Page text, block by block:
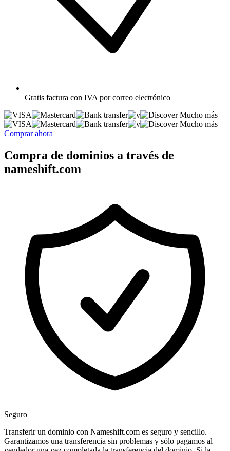
Gratis factura con IVA por correo electrónico
Mucho más
Mucho más
Comprar ahora
Compra de dominios a través de
nameshift.com
Seguro
Transferir un dominio con Nameshift.com es seguro y sencillo.
Garantizamos una transferencia sin problemas y sólo pagamos al